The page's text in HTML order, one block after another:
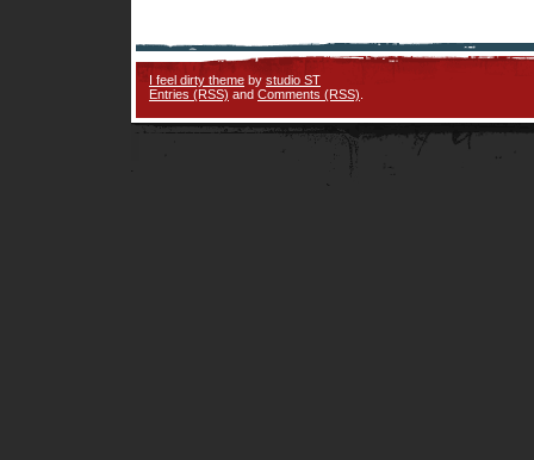
I feel dirty theme by studio ST
Entries (RSS) and Comments (RSS)